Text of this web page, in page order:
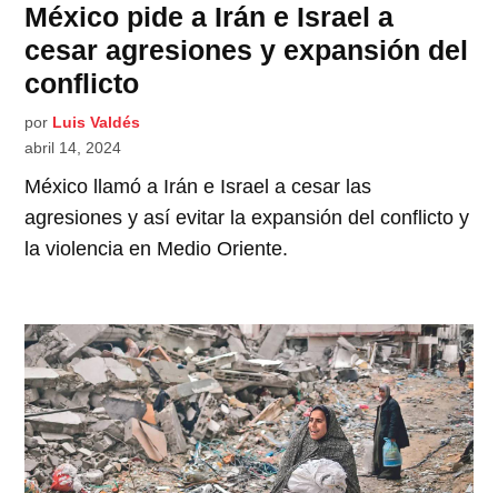
México pide a Irán e Israel a
cesar agresiones y expansión del
conflicto
por Luis Valdés
abril 14, 2024
México llamó a Irán e Israel a cesar las
agresiones y así evitar la expansión del conflicto y
la violencia en Medio Oriente.